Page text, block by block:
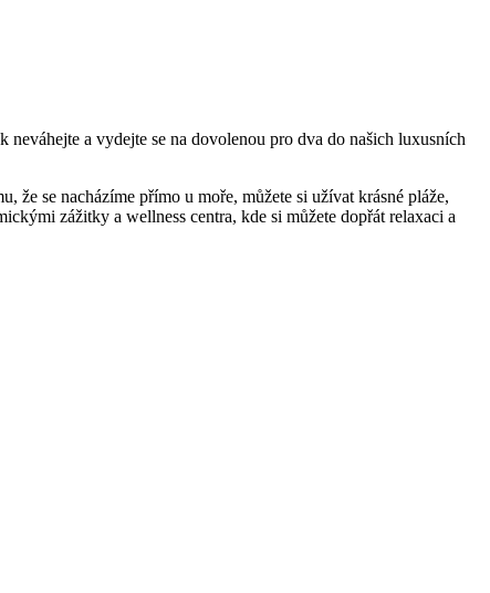
a vydejte se na dovolenou pro dva do našich⁢ luxusních⁤
se nacházíme přímo⁢ u​ moře, můžete si‌ užívat krásné pláže,
zážitky a wellness⁤ centra, kde si můžete dopřát ⁤relaxaci a